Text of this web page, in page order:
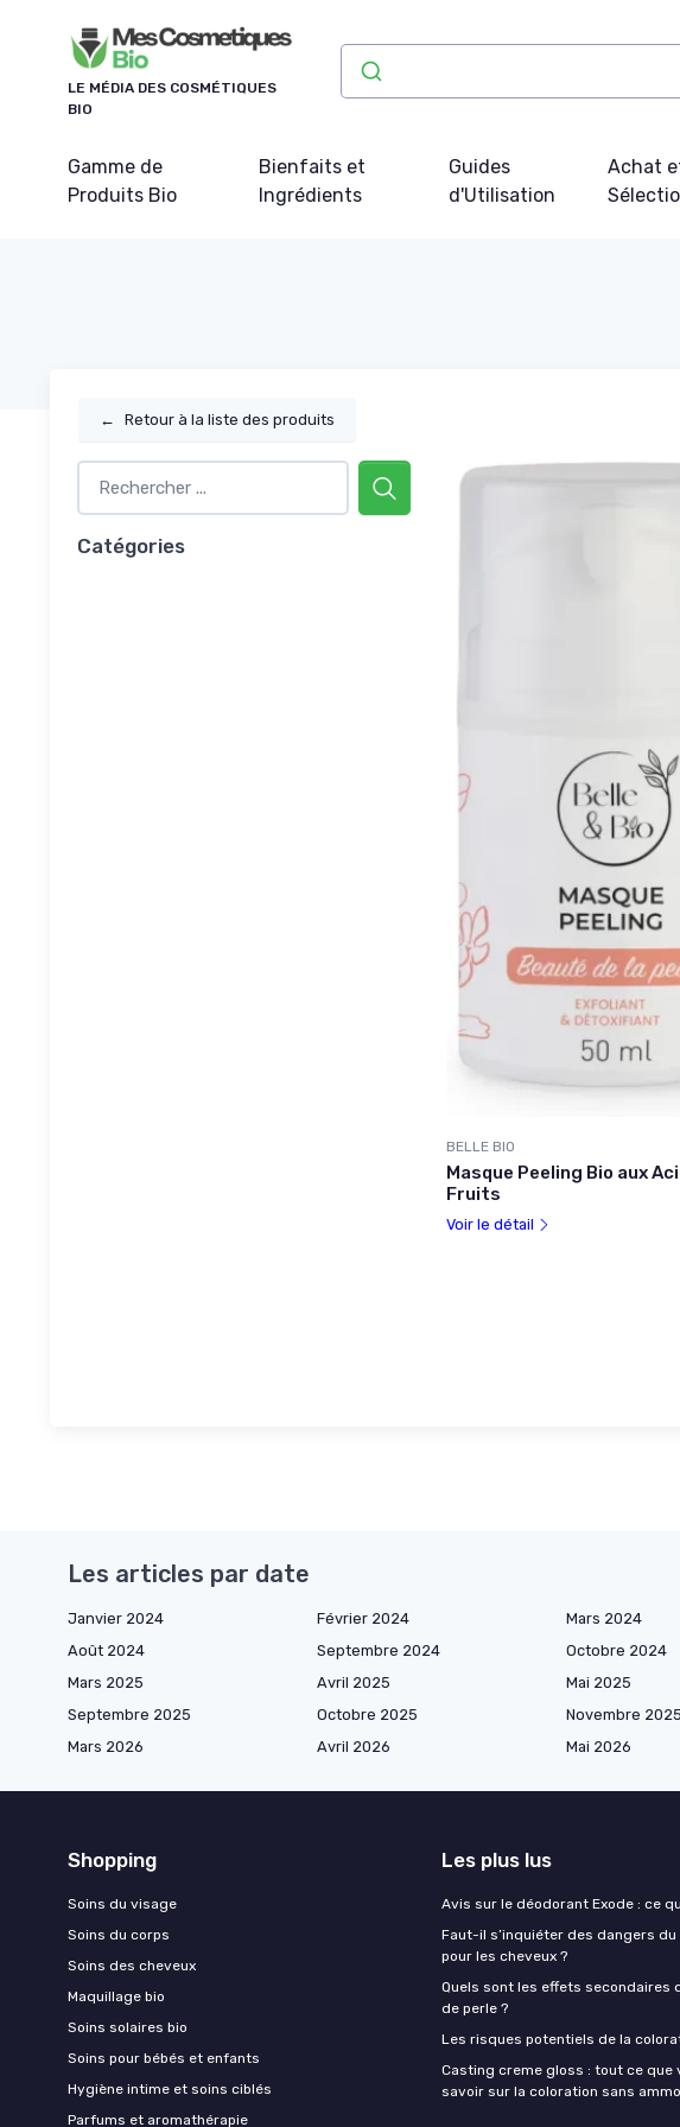
LE MÉDIA DES COSMÉTIQUES
BIO
Gamme de
Produits Bio
Bienfaits et
Ingrédients
Guides
d'Utilisation
Achat
← Retour à la liste des produits
Catégories
BELLE BIO
Masque Peeling Bio aux
Fruits
Voir le détail
Les articles par date
Janvier 2024 Février 2024 Mars 2024
Août 2024
Septembre 2024 Octobre 2024
Mars 2025
Avril 2025 Mai 2025
Septembre 2025
Octobre 2025 Novembre 2025
Mars 2026
Avril 2026 Mai 2026
Shopping
Soins du visage
Soins du corps
Soins des cheveux
Maquillage bio
Soins solaires bio
Soins pour bébés et enfants
Hygiène intime et soins ciblés
Parfums et aromathérapie
Les plus lus
Avis sur le déodorant Exode : ce
Faut-il s’inquiéter des dangers du
pour les cheveux ?
Quels sont les effets secondaires
de perle ?
Les risques potentiels de la
Casting creme gloss : tout ce que
savoir sur la coloration sans